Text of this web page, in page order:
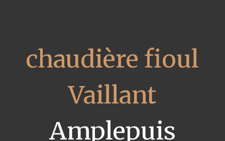
chaudière fioul
Vaillant
Amplepuis